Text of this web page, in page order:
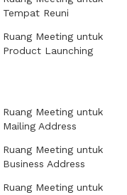
Tempat Reuni
Ruang Meeting untuk
Product Launching
Ruang Meeting untuk
Mailing Address
Ruang Meeting untuk
Business Address
Ruang Meeting untuk